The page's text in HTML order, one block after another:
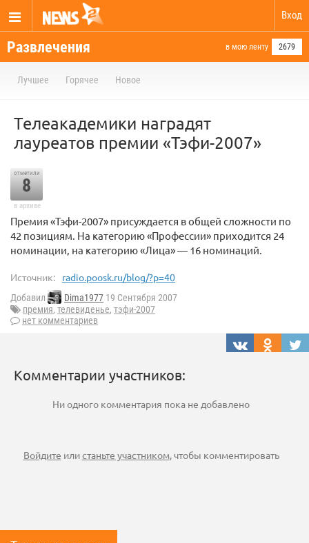
Вход
Развлечения в мою ленту 2679
Лучшее Горячее Новое
Телеакадемики наградят
лауреатов премии «Тэфи-2007»
отметили
8
в архиве
Премия «Тэфи-2007» присуждается в общей сложности по
42 позициям. На категорию «Профессии» приходится 24
номинации, на категорию «Лица» — 16 номинаций.
Источник: radio.poosk.ru/blog/?p=40
Добавил Dima1977 19 Сентября 2007
премия, телевиденье, тэфи-2007
нет комментариев
Комментарии участников:
Ни одного комментария пока не добавлено
Войдите илистаньте участником, чтобы комментировать